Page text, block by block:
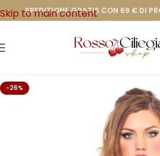
Skip to main content
SPEDIZIONE GRATIS CON 69 € DI
-26%